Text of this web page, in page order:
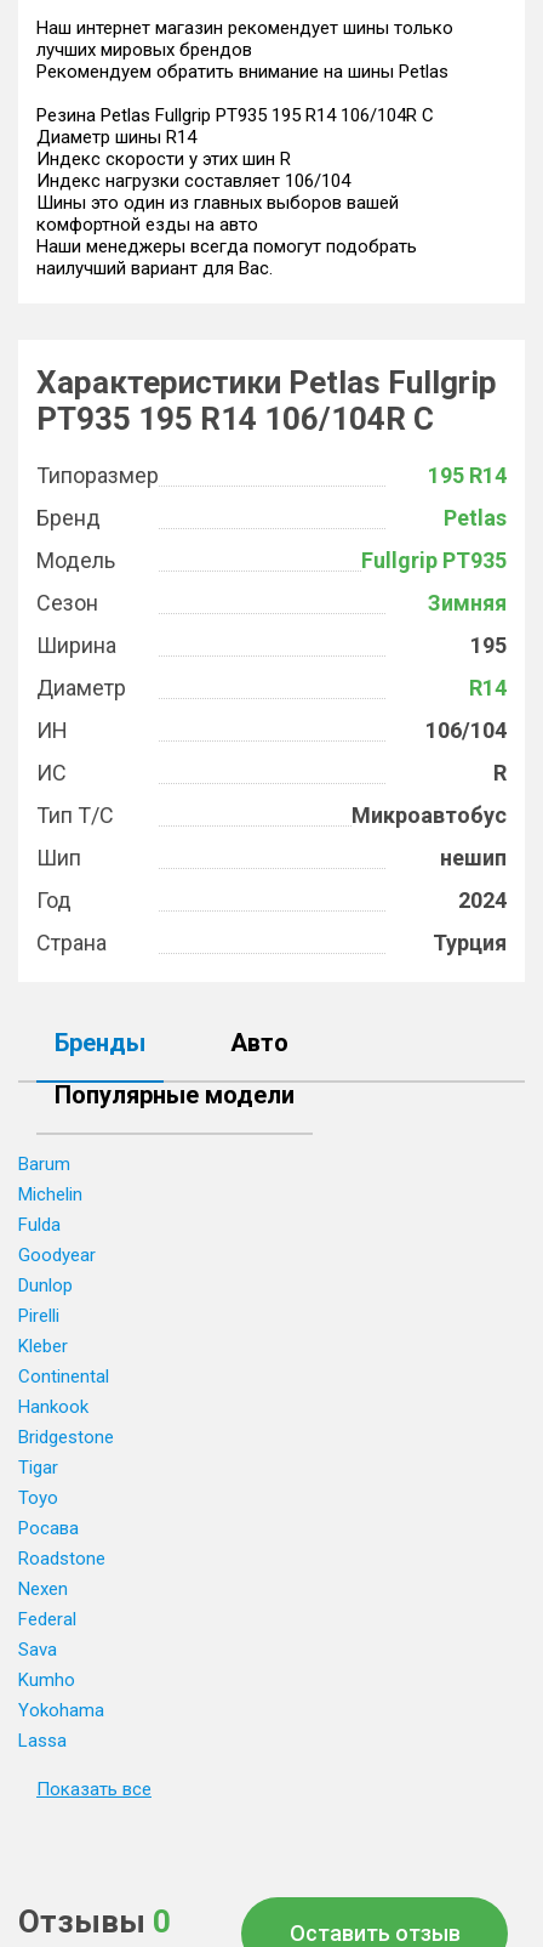
Наш интернет магазин рекомендует шины только
лучших мировых брендов
Рекомендуем обратить внимание на шины Petlas
Резина Petlas Fullgrip PT935 195 R14 106/104R C
Диаметр шины R14
Индекс скорости у этих шин R
Индекс нагрузки составляет 106/104
Шины это один из главных выборов вашей
комфортной езды на авто
Наши менеджеры всегда помогут подобрать
наилучший вариант для Вас.
Характеристики Petlas Fullgrip
PT935 195 R14 106/104R C
Типоразмер
195 R14
Бренд
Petlas
Модель
Fullgrip PT935
Сезон
Зимняя
Ширина
195
Диаметр
R14
ИН
106/104
ИС
R
Тип Т/С
Микроавтобус
Шип
нешип
Год
2024
Страна
Турция
Бренды
Авто
Популярные модели
Barum
Michelin
Fulda
Goodyear
Dunlop
Pirelli
Kleber
Continental
Hankook
Bridgestone
Tigar
Toyo
Росава
Roadstone
Nexen
Federal
Sava
Kumho
Yokohama
Lassa
Показать все
Отзывы 0 Оставить отзыв